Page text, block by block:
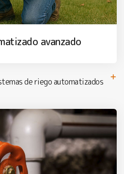
avanzado
de riego automatizados